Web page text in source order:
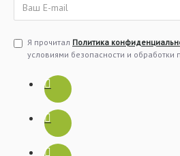
Я прочитал Политика
условиями безопасности и